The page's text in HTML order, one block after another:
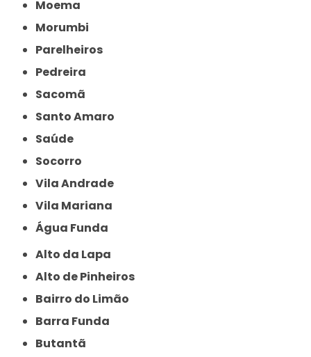
Moema
Morumbi
Parelheiros
Pedreira
Sacomã
Santo Amaro
Saúde
Socorro
Vila Andrade
Vila Mariana
Água Funda
Alto da Lapa
Alto de Pinheiros
Bairro do Limão
Barra Funda
Butantã